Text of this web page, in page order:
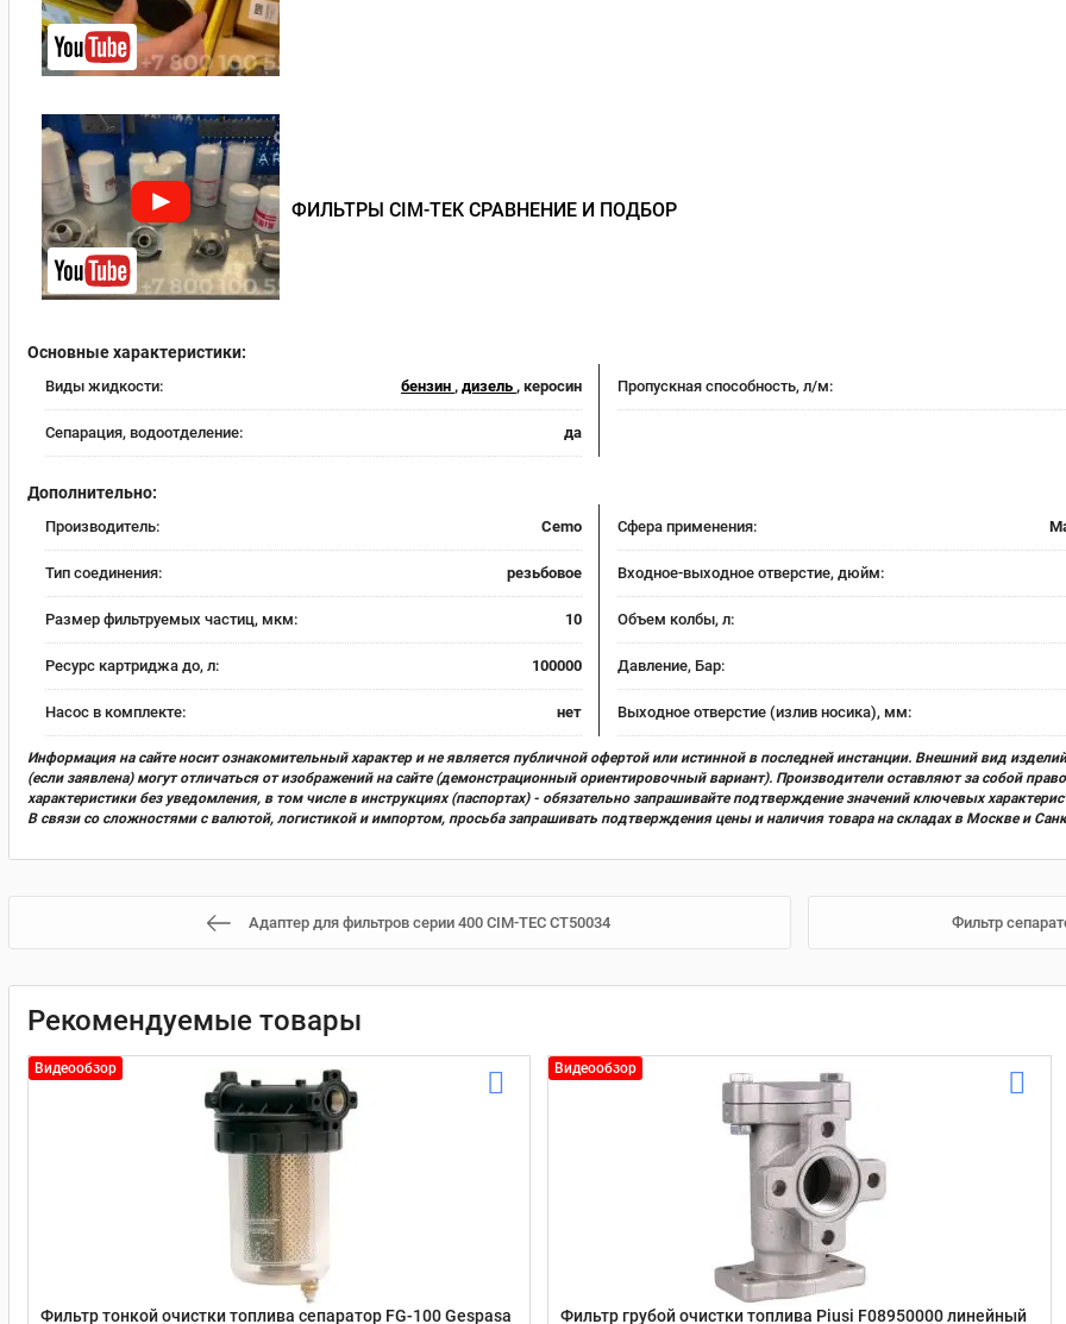
ФИЛЬТРЫ CIM-TEK СРАВНЕНИЕ И ПОДБОР
Основные характеристики:
Виды жидкости: бензин , дизель , керосин Пропускная способность, л/м:
Сепарация, водоотделение: да
Дополнительно:
Производитель: Cemo Сфера применения:
Тип соединения: резьбовое Входное-выходное отверстие, дюйм:
Размер фильтруемых частиц, мкм: 10 Объем колбы, л:
Ресурс картриджа до, л: 100000 Давление, Бар:
Насос в комплекте: нет Выходное отверстие (излив носика), мм:
Информация на сайте носит ознакомительный характер и не является публичной офертой или истинной в последней инстанции. Внешний вид
(если заявлена) могут отличаться от изображений на сайте (демонстрационный ориентировочный вариант). Производители оставляют за собой
характеристики без уведомления, в том числе в инструкциях (паспортах) - обязательно запрашивайте подтверждение значений ключевых
В связи со сложностями с валютой, логистикой и импортом, просьба запрашивать подтверждения цены и наличия товара на складах в Москве и
Адаптер для фильтров серии 400 CIM-TEC CT50034 Фильтр
Рекомендуемые товары
Видеообзор
Фильтр тонкой очистки топлива сепаратор FG-100 Gespasa
Видеообзор
Фильтр грубой очистки топлива Piusi F08950000 линейный